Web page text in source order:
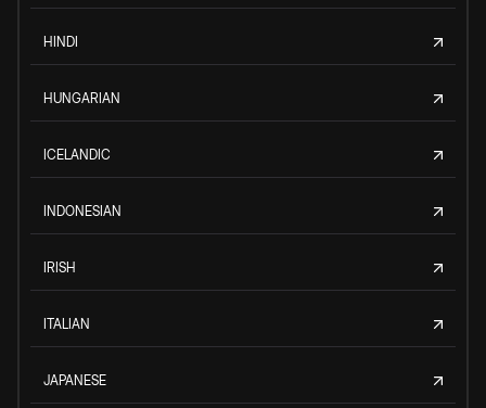
HINDI
HUNGARIAN
ICELANDIC
INDONESIAN
IRISH
ITALIAN
JAPANESE